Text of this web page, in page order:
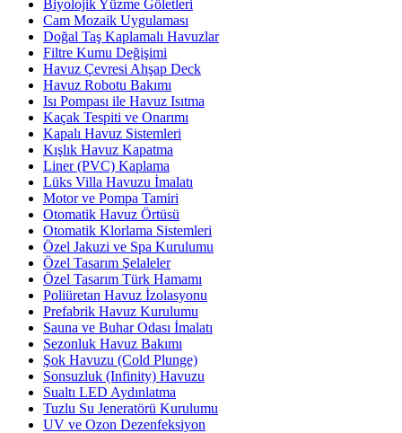
Biyolojik Yüzme Göletleri
Cam Mozaik Uygulaması
Doğal Taş Kaplamalı Havuzlar
Filtre Kumu Değişimi
Havuz Çevresi Ahşap Deck
Havuz Robotu Bakımı
Isı Pompası ile Havuz Isıtma
Kaçak Tespiti ve Onarımı
Kapalı Havuz Sistemleri
Kışlık Havuz Kapatma
Liner (PVC) Kaplama
Lüks Villa Havuzu İmalatı
Motor ve Pompa Tamiri
Otomatik Havuz Örtüsü
Otomatik Klorlama Sistemleri
Özel Jakuzi ve Spa Kurulumu
Özel Tasarım Şelaleler
Özel Tasarım Türk Hamamı
Poliüretan Havuz İzolasyonu
Prefabrik Havuz Kurulumu
Sauna ve Buhar Odası İmalatı
Sezonluk Havuz Bakımı
Şok Havuzu (Cold Plunge)
Sonsuzluk (Infinity) Havuzu
Sualtı LED Aydınlatma
Tuzlu Su Jeneratörü Kurulumu
UV ve Ozon Dezenfeksiyon